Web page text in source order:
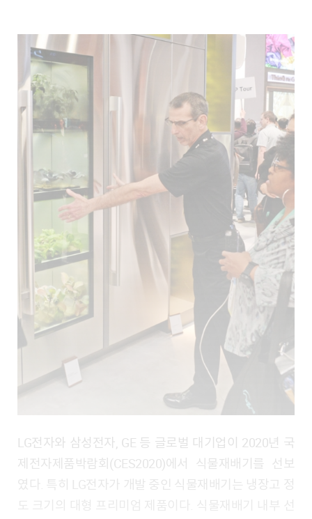
LG전자와 삼성전자, GE 등 글로벌 대기업이 2020년 국
제전자제품박람회(CES2020)에서 식물재배기를 선보
였다. 특히 LG전자가 개발 중인 식물재배기는 냉장고 정